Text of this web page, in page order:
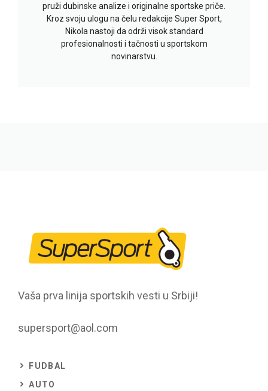
pruži dubinske analize i originalne sportske priče.
Kroz svoju ulogu na čelu redakcije Super Sport,
Nikola nastoji da održi visok standard
profesionalnosti i tačnosti u sportskom
novinarstvu.
Vaša prva linija sportskih vesti u Srbiji!
supersport@aol.com
FUDBAL
AUTO